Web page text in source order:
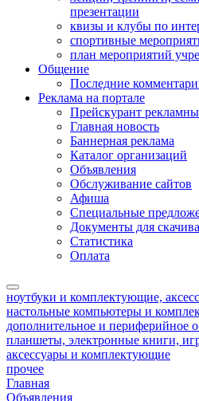
презентации
квизы и клубы по
спортивные
план мероприятий
Общение
Последние
Реклама на портале
Прейскурант
Главная новость
Баннерная реклама
Каталог организаций
Объявления
Обслуживание сайтов
Афиша
Специальные
Документы для
Статистика
Оплата
ноутбуки и комплектующие,
настольные компьютеры и
дополнительное и периферийное
планшеты, электронные книги,
аксессуары и комплектующие
прочее
Главная
Объявления